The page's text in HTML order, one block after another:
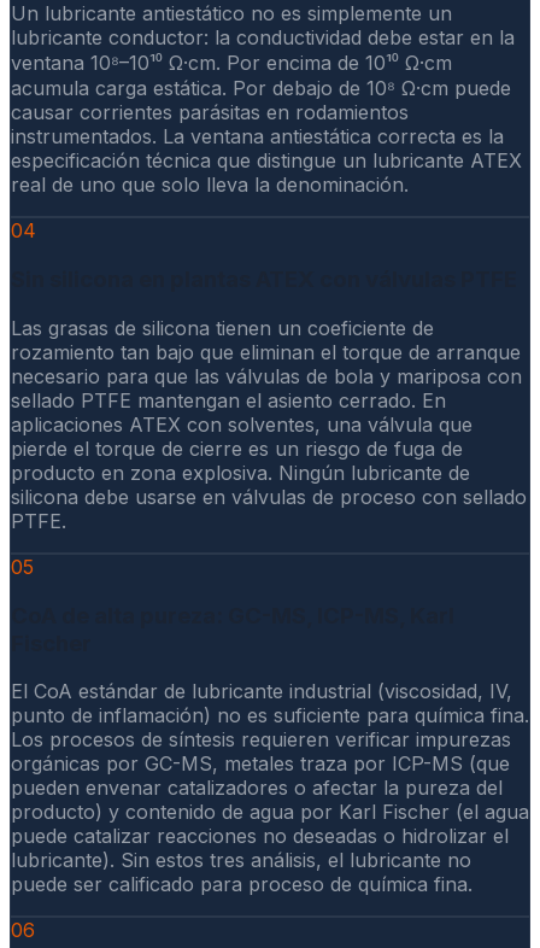
Un lubricante antiestático no es simplemente un
lubricante conductor: la conductividad debe estar en la
ventana 10⁸–10¹⁰ Ω·cm. Por encima de 10¹⁰ Ω·cm
acumula carga estática. Por debajo de 10⁸ Ω·cm puede
causar corrientes parásitas en rodamientos
instrumentados. La ventana antiestática correcta es la
especificación técnica que distingue un lubricante ATEX
real de uno que solo lleva la denominación.
04
Las grasas de silicona tienen un coeficiente de
rozamiento tan bajo que eliminan el torque de arranque
necesario para que las válvulas de bola y mariposa con
sellado PTFE mantengan el asiento cerrado. En
aplicaciones ATEX con solventes, una válvula que
pierde el torque de cierre es un riesgo de fuga de
producto en zona explosiva. Ningún lubricante de
silicona debe usarse en válvulas de proceso con sellado
PTFE.
05
El CoA estándar de lubricante industrial (viscosidad, IV,
punto de inflamación) no es suficiente para química fina.
Los procesos de síntesis requieren verificar impurezas
orgánicas por GC-MS, metales traza por ICP-MS (que
pueden envenar catalizadores o afectar la pureza del
producto) y contenido de agua por Karl Fischer (el agua
puede catalizar reacciones no deseadas o hidrolizar el
lubricante). Sin estos tres análisis, el lubricante no
puede ser calificado para proceso de química fina.
06